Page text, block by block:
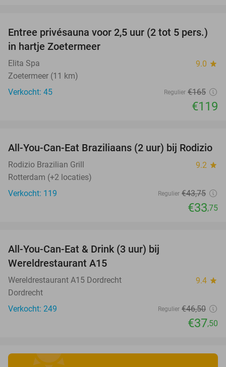
28%
Entree privésauna voor 2,5 uur (2 tot 5 pers.)
in hartje Zoetermeer
Elita Spa 9.0 star
Zoetermeer (11 km)
Verkocht: 45
Regulier €165
€119
23%
All-You-Can-Eat Braziliaans (2 uur) bij Rodizio
Rodizio Brazilian Grill 9.2 star
Rotterdam (+2 locaties)
Verkocht: 119
Regulier €43,75
€33,75
All-You-Can-Eat & Drink (3 uur) bij
Wereldrestaurant A15
Wereldrestaurant A15 Dordrecht 9.4 star
Dordrecht
Verkocht: 249
Regulier €46,50
€37,50